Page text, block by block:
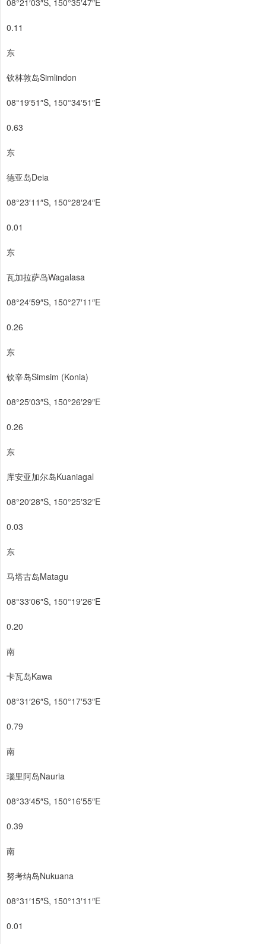
08°21′03″S, 150°35′47″E
0.11
东
钦林敦岛Simlindon
08°19′51″S, 150°34′51″E
0.63
东
德亚岛Deia
08°23′11″S, 150°28′24″E
0.01
东
瓦加拉萨岛Wagalasa
08°24′59″S, 150°27′11″E
0.26
东
钦辛岛Simsim (Konia)
08°25′03″S, 150°26′29″E
0.26
东
库安亚加尔岛Kuaniagal
08°20′28″S, 150°25′32″E
0.03
东
马塔古岛Matagu
08°33′06″S, 150°19′26″E
0.20
南
卡瓦岛Kawa
08°31′26″S, 150°17′53″E
0.79
南
瑙里阿岛Nauria
08°33′45″S, 150°16′55″E
0.39
南
努考纳岛Nukuana
08°31′15″S, 150°13′11″E
0.01